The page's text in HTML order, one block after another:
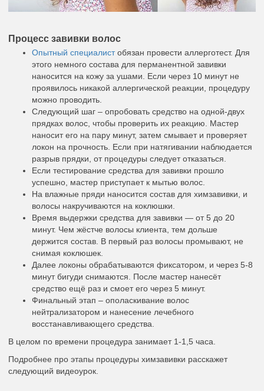
Процесс завивки волос
Опытный специалистобязан провести аллерготест. Для
этого немного состава для перманентной завивки
наносится на кожу за ушами. Если через 10 минут не
проявилось никакой аллергической реакции, процедуру
можно проводить.
Следующий шаг – опробовать средство на одной-двух
прядках волос, чтобы проверить их реакцию. Мастер
наносит его на пару минут, затем смывает и проверяет
локон на прочность. Если при натягивании наблюдается
разрыв прядки, от процедуры следует отказаться.
Если тестирование средства для завивки прошло
успешно, мастер приступает к мытью волос.
На влажные пряди наносится состав для химзавивки, и
волосы накручиваются на коклюшки.
Время выдержки средства для завивки — от 5 до 20
минут. Чем жёстче волосы клиента, тем дольше
держится состав. В первый раз волосы промывают, не
снимая коклюшек.
Далее локоны обрабатываются фиксатором, и через 5-8
минут бигуди снимаются. После мастер нанесёт
средство ещё раз и смоет его через 5 минут.
Финальный этап – ополаскивание волос
нейтрализатором и нанесение лечебного
восстанавливающего средства.
В целом по времени процедура занимает 1-1,5 часа.
Подробнее про этапы процедуры химзавивки расскажет
следующий видеоурок.